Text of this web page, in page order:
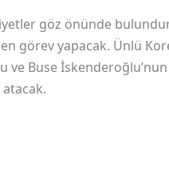
göz önünde
görev yapacak. Ünlü
ve Buse